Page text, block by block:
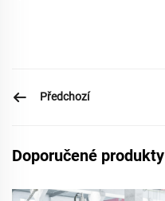
Předchozí
Doporučené produkty